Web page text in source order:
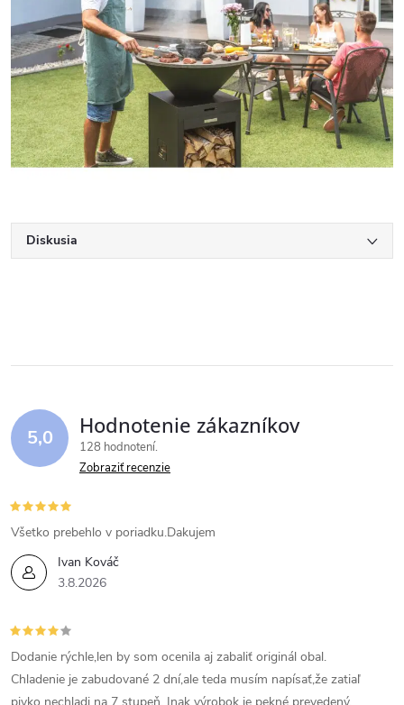
Diskusia
5,0 Hodnotenie zákazníkov
128 hodnotení
Zobraziť recenzie
Ivan Kováč
3.8.2026
Všetko prebehlo v poriadku.Dakujem
Dodanie rýchle,len by som ocenila aj zabaliť originál obal.
Chladenie je zabudované 2 dní,ale teda musím napísať,že zatiaľ
pivko nechladi na 7 stupeň. Inak výrobok je pekné prevedený.